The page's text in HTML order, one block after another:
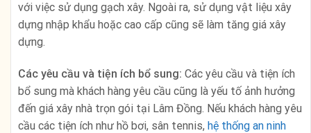
với việc sử dụng gạch xây. Ngoài ra, sử dụng vật liệu xây
dựng nhập khẩu hoặc cao cấp cũng sẽ làm tăng giá xây
dựng.
Các yêu cầu và tiện ích bổ sung: Các yêu cầu và tiện ích
bổ sung mà khách hàng yêu cầu cũng là yếu tố ảnh hưởng
đến giá xây nhà trọn gói tại Lâm Đồng. Nếu khách hàng yêu
cầu các tiện ích như hồ bơi, sân tennis, hệ thống an ninh